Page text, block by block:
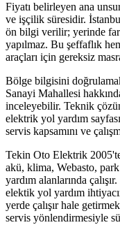
Fiyatı belirleyen ana
ve işçilik süresidir.
ön bilgi verilir; yerinde
yapılmaz. Bu şeffaflık
araçları için gereksiz
Bölge bilgisini
Sanayi Mahallesi
inceleyebilir. Teknik
elektrik yol yardım
servis kapsamını ve
Tekin Oto Elektrik
akü, klima, Webasto,
yardım alanlarında
elektik yol yardım
yerde çalışır hale
servis yönlendirmesiyle